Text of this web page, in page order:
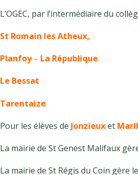
L’OGEC, par l’intermédiaire du
St Romain les Atheux,
Planfoy– La République
Le Bessat
Tarentaize
Pour les élèves de Jonzieuxet
La mairie de St Genest Malifaux
La mairie de St Régis du Coin gère